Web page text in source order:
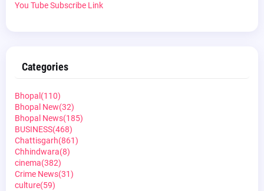
You Tube Subscribe Link
Categories
Bhopal (110)
Bhopal New(32)
Bhopal News(185)
BUSINESS(468)
Chattisgarh(861)
Chhindwara(8)
cinema(382)
Crime News(31)
culture(59)